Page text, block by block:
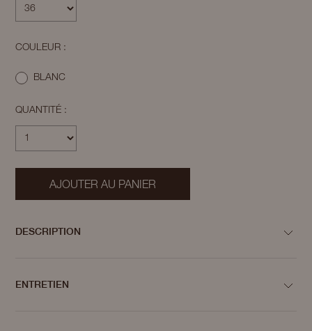
COULEUR :
BLANC
QUANTITÉ :
AJOUTER AU PANIER
DESCRIPTION
ENTRETIEN